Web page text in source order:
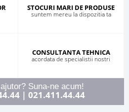
STOCURI MARI DE PRODUSE
suntem mereu la dispozitia ta
CONSULTANTA TEHNICA
acordata de specialistii nostri
Suna-ne acum!
| 021.411.44.44